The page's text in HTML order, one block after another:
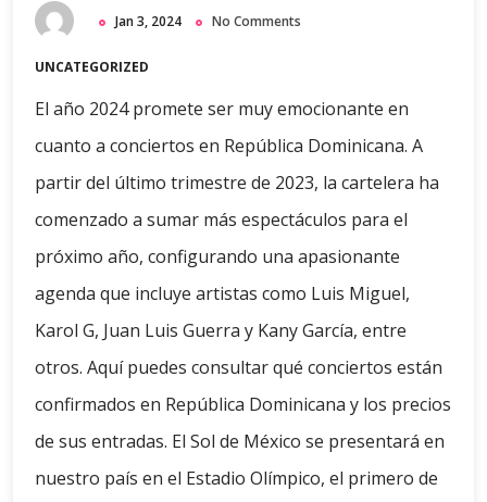
Jan 3, 2024 No Comments
UNCATEGORIZED
El año 2024 promete ser muy emocionante en
cuanto a conciertos en República Dominicana. A
partir del último trimestre de 2023, la cartelera ha
comenzado a sumar más espectáculos para el
próximo año, configurando una apasionante
agenda que incluye artistas como Luis Miguel,
Karol G, Juan Luis Guerra y Kany García, entre
otros. Aquí puedes consultar qué conciertos están
confirmados en República Dominicana y los precios
de sus entradas. El Sol de México se presentará en
nuestro país en el Estadio Olímpico, el primero de